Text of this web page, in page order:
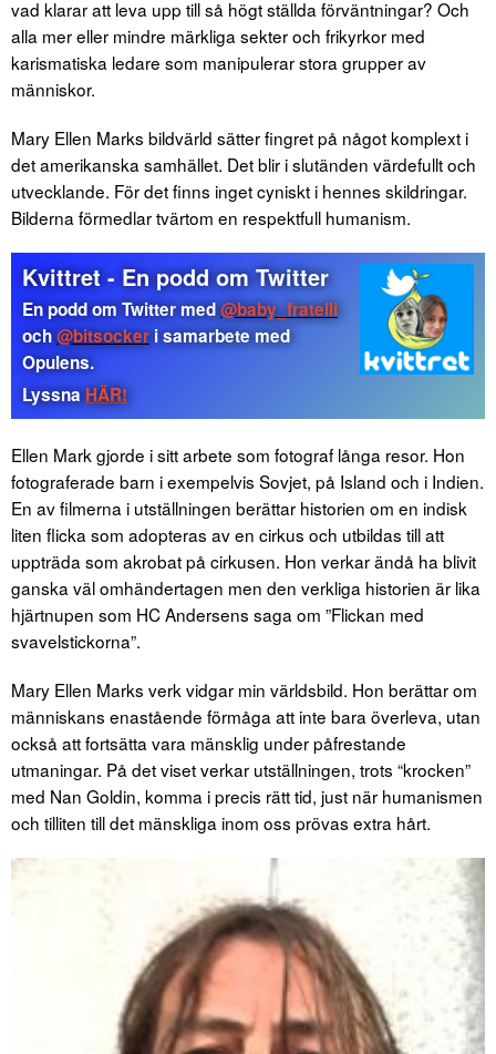
vad klarar att leva upp till så högt ställda förväntningar? Och
alla mer eller mindre märkliga sekter och frikyrkor med
karismatiska ledare som manipulerar stora grupper av
människor.
Mary Ellen Marks bildvärld sätter fingret på något komplext i
det amerikanska samhället. Det blir i slutänden värdefullt och
utvecklande. För det finns inget cyniskt i hennes skildringar.
Bilderna förmedlar tvärtom en respektfull humanism.
Kvittret - En podd om Twitter
En podd om Twitter med@baby_fratelli
och@bitsockeri samarbete med
Opulens.
LyssnaHÄR!
Ellen Mark gjorde i sitt arbete som fotograf långa resor. Hon
fotograferade barn i exempelvis Sovjet, på Island och i Indien.
En av filmerna i utställningen berättar historien om en indisk
liten flicka som adopteras av en cirkus och utbildas till att
uppträda som akrobat på cirkusen. Hon verkar ändå ha blivit
ganska väl omhändertagen men den verkliga historien är lika
hjärtnupen som HC Andersens saga om ”Flickan med
svavelstickorna”.
Mary Ellen Marks verk vidgar min världsbild. Hon berättar om
människans enastående förmåga att inte bara överleva, utan
också att fortsätta vara mänsklig under påfrestande
utmaningar. På det viset verkar utställningen, trots “krocken”
med Nan Goldin, komma i precis rätt tid, just när humanismen
och tilliten till det mänskliga inom oss prövas extra hårt.